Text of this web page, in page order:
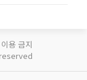
용 금지